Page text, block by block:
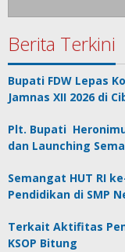
Berita Terkini
Bupati FDW Lepas
Jamnas XII 2026 di
Plt. Bupati
dan Launching
Semangat HUT RI
Pendidikan di SMP
Terkait Aktifitas
KSOP Bitung